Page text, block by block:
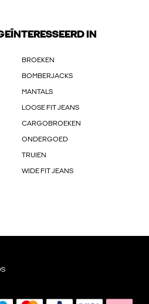
IN
BROEKEN
BOMBERJACKS
MANTALS
LOOSE FIT JEANS
CARGOBROEKEN
ONDERGOED
TRUIEN
WIDE FIT JEANS